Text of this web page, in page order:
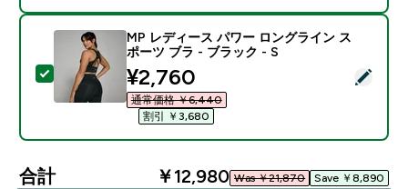
この商品を選択 - MP レディース パワー ロングライ
MP レディース パワー ロングライン ス
ポーツ ブラ - ブラック - S
discounted price
¥2,760‎
通常価格 ￥6,440‎
割引 ￥3,680‎
合計 ￥12,980‎ Was ￥21,870‎ Save ￥8,890‎